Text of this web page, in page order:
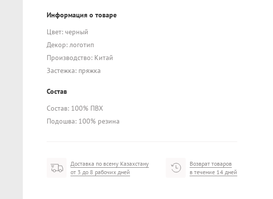
Информация о товаре
Цвет: черный
Декор: логотип
Производство: Китай
Застежка: пряжка
Состав
Состав: 100% ПВХ
Подошва: 100% резина
Доставка по всему Казахстану
от 3 до 8 рабочих дней
Возврат товаров
в течение 14 дней